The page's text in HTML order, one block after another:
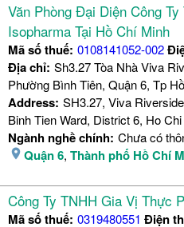
Văn Phòng Đại Diện Công
Isopharma Tại Hồ Chí Minh
Mã số thuế: 0108141052-002
Địa chỉ: Sh3.27 Tòa Nhà Viva
Phường Bình Tiên, Quận 6, Tp
Address: SH3.27, Viva
Binh Tien Ward, District 6, Ho
Ngành nghề chính: Chưa có
Quận 6, Thành phố Hồ Chí
Công Ty TNHH Gia Vị Thực
Mã số thuế: 0319480551 Điện